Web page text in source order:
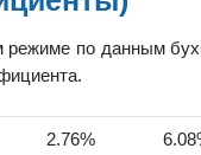
по данным
2.76%